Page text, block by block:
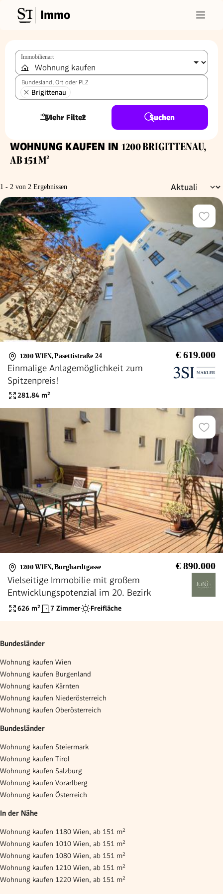
Immo
Immobilienart
Bundesland, Ort oder PLZ
Brigittenau
Mehr Filter
2 Suchen
WOHNUNG KAUFEN IN 1200 BRIGITTENAU,
AB 151 M²
1 - 2 von 2 Ergebnissen
1200 WIEN, Pasettistraße 24 € 619.000
Einmalige Anlagemöglichkeit zum
Spitzenpreis!
281.84 m²
1200 WIEN, Burghardtgasse € 890.000
Vielseitige Immobilie mit großem
Entwicklungspotenzial im 20. Bezirk
626 m² 7 Zimmer Freifläche
Bundesländer
Wohnung kaufen Wien
Wohnung kaufen Burgenland
Wohnung kaufen Kärnten
Wohnung kaufen Niederösterreich
Wohnung kaufen Oberösterreich
Bundesländer
Wohnung kaufen Steiermark
Wohnung kaufen Tirol
Wohnung kaufen Salzburg
Wohnung kaufen Vorarlberg
Wohnung kaufen Österreich
In der Nähe
Wohnung kaufen 1180 Wien, ab 151 m²
Wohnung kaufen 1010 Wien, ab 151 m²
Wohnung kaufen 1080 Wien, ab 151 m²
Wohnung kaufen 1210 Wien, ab 151 m²
Wohnung kaufen 1220 Wien, ab 151 m²